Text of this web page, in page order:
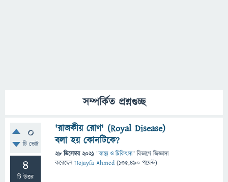
সম্পর্কিত প্রশ্নগুচ্ছ
0
টি ভোট
4
টি উত্তর
'রাজকীয় রোগ' (Royal Disease)
বলা হয় কোনটিকে?
28 ডিসেম্বর 2021 "স্বাস্থ্য ও চিকিৎসা" বিভাগে জিজ্ঞাসা
করেছেনHojayfa Ahmed (135,490 পয়েন্ট)